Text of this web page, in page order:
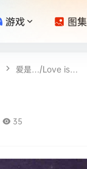
游戏 图集
爱是…/Love is…
35